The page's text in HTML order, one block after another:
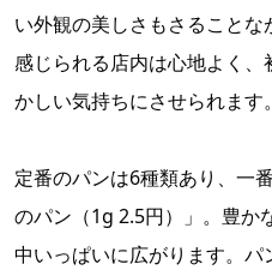
い外観の美しさもさること
感じられる店内は心地よく
かしい気持ちにさせられます。
定番のパンは6種類あり、一
のパン（1g 2.5円）」。豊か
中いっぱいに広がります。